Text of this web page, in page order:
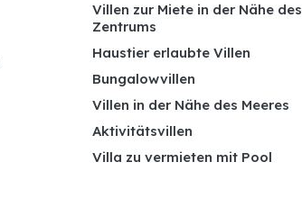
Villen zur Miete in der Nähe des
Zentrums
Haustier erlaubte Villen
Bungalowvillen
Villen in der Nähe des Meeres
Aktivitätsvillen
Villa zu vermieten mit Pool